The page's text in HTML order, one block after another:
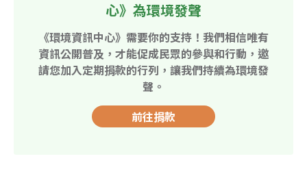
心》為環境發聲
《環境資訊中心》需要你的支持！我們相信唯有
資訊公開普及，才能促成民眾的參與和行動，邀
請您加入定期捐款的行列，讓我們持續為環境發
聲。
前往捐款